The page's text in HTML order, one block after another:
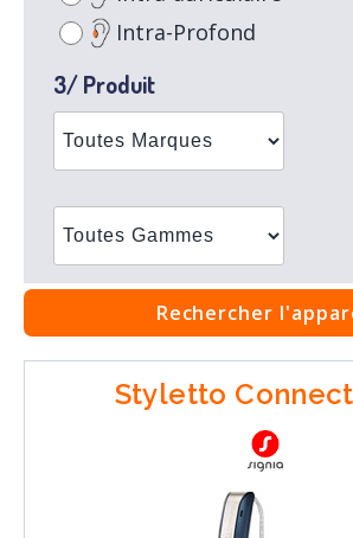
Intra-Profond
3/ Produit
Rechercher
Styletto